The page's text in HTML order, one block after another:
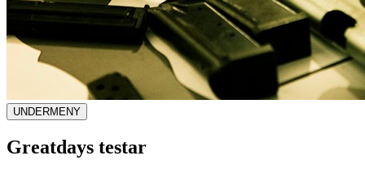
UNDERMENY
Greatdays testar